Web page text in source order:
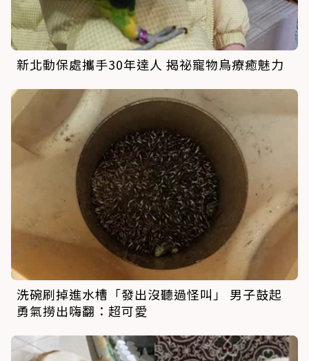
新北動保處攜手30年達人 揭祕寵物鳥療癒魅力
洗碗刷掉進水槽「發出沒聽過怪叫」 男子鼓起
勇氣撈出嗨翻：超可愛